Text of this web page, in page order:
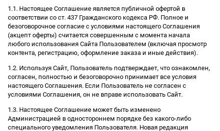
1.1. Настоящее Соглашение является публичной офертой в
соответствии со ст. 437 Гражданского кодекса РФ. Полное и
безоговорочное согласие с условиями настоящего Соглашения
(акцепт оферты) считается совершенным с момента начала
любого использования Сайта Пользователем (включая просмотр
контента, регистрацию, оформление заказа и иные действия).
1.2. Используя Сайт, Пользователь подтверждает, что ознакомлен,
согласен, полностью и безоговорочно принимает все условия
настоящего Соглашения. Если Пользователь не согласен с
условиями Соглашения, он не вправе использовать Сайт.
1.3. Настоящее Соглашение может быть изменено
Администрацией в одностороннем порядке без какого-либо
специального уведомления Пользователя. Новая редакция